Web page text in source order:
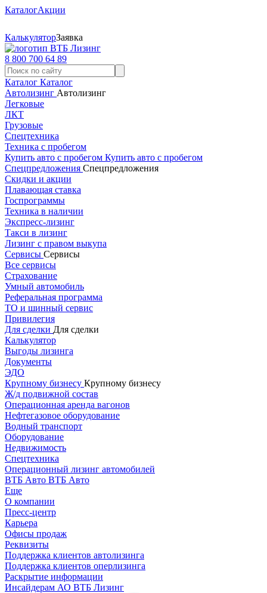
КаталогАкции
КалькуляторЗаявка
8 800 700 64 89
Каталог Каталог
Автолизинг Автолизинг
Легковые
ЛКТ
Грузовые
Спецтехника
Техника с пробегом
Купить авто с пробегом Купить авто с пробегом
Спецпредложения Спецпредложения
Скидки и акции
Плавающая ставка
Госпрограммы
Техника в наличии
Экспресс-лизинг
Такси в лизинг
Лизинг с правом выкупа
Сервисы Сервисы
Все сервисы
Страхование
Умный автомобиль
Реферальная программа
ТО и шинный сервис
Привилегия
Для сделки Для сделки
Калькулятор
Выгоды лизинга
Документы
ЭДО
Крупному бизнесу Крупному бизнесу
Ж/д подвижной состав
Операционная аренда вагонов
Нефтегазовое оборудование
Водный транспорт
Оборудование
Недвижимость
Спецтехника
Операционный лизинг автомобилей
ВТБ Авто ВТБ Авто
Еще
О компании
Пресс-центр
Карьера
Офисы продаж
Реквизиты
Поддержка клиентов автолизинга
Поддержка клиентов оперлизинга
Раскрытие информации
Инсайдерам АО ВТБ Лизинг